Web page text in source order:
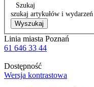
Szukaj
szukaj artykułów i wydarzeń
Wyszukaj
Linia miasta Poznań
61 646 33 44
Dostępność
Wersja kontrastowa